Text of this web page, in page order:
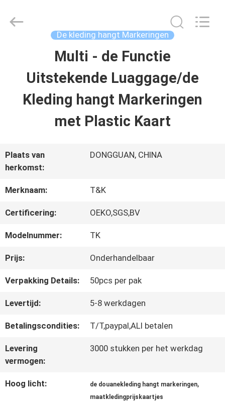
PRODUCTEN
ONS
FABRIEKSREIS
CONTACTEER
ONS
NIEUWS
ALLE
GEVALLEN
Accessories
Co.,Ltd.
De kleding hangt Markeringen
Multi - de Functie
Uitstekende Luaggage/de
Kleding hangt Markeringen
met Plastic Kaart
Plaats van
herkomst:
DONGGUAN, CHINA
Merknaam: T&K
Certificering: OEKO,SGS,BV
Modelnummer: TK
Prijs: Onderhandelbaar
Verpakking Details: 50pcs per pak
Levertijd: 5-8 werkdagen
Betalingscondities: T/T,paypal,ALI betalen
Levering
vermogen:
3000 stukken per het werkdag
Hoog licht: de douanekleding hangt markeringen,
maatkledingprijskaartjes